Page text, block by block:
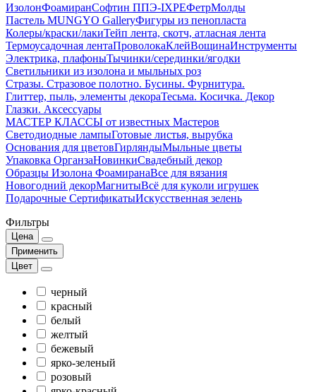
ИзолонФоамиранСофтин ППЭ-IXPEФетрМолды
Пастель MUNGYO GalleryФигуры из пенопласта
Колеры/краски/лакиТейп лента, скотч, атласная лента
Термоусадочная лентаПроволокаКлейВощинаИнструменты
Электрика, плафоныТычинки/серединки/ягодки
Светильники из изолона и мыльных роз
Стразы. Стразовое полотно. Бусины. Фурнитура.
Глиттер, пыль, элементы декораТесьма. Косичка. Декор
Глазки. Аксессуары
МАСТЕР КЛАССЫ от известных Мастеров
Светодиодные лампыГотовые листья, вырубка
Основания для цветовГирляндыМыльные цветы
Упаковка ОрганзаНовинкиСвадебный декор
Образцы Изолона ФоамиранаВсе для вязания
Новогодний декорМагнитыВсё для куколи игрушек
Подарочные СертификатыИскусственная зелень
Фильтры
Цена
Применить
Цвет
черный
красный
белый
желтый
бежевый
ярко-зеленый
розовый